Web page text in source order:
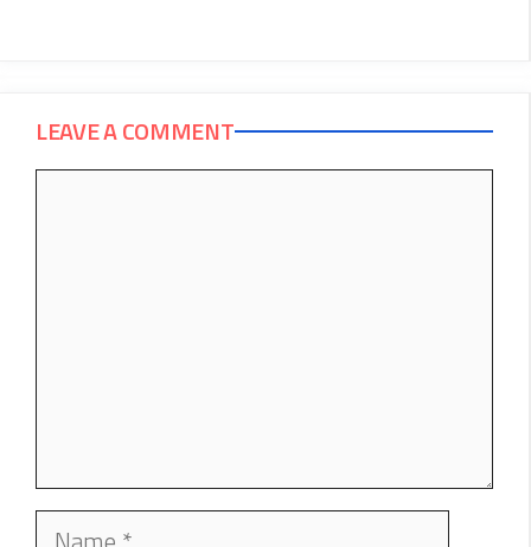
LEAVE A COMMENT
Name